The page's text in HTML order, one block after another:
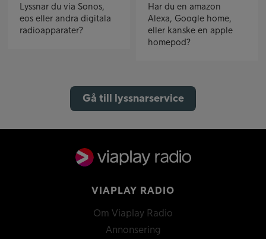
Lyssnar du via Sonos,
eos eller andra digitala
radioapparater?
Har du en amazon
Alexa, Google home,
eller kanske en apple
homepod?
Gå till lyssnarservice
VIAPLAY RADIO
Om Viaplay Radio
Annonsering